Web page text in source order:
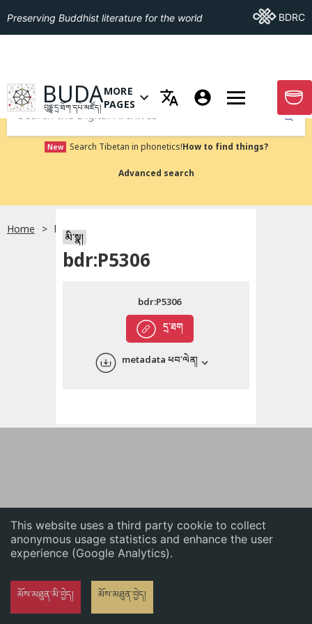
This website uses a third party cookie to collect
anonymous usage statistics and enhance the user
experience (Google Analytics).
མོས་མཐུན་མི་བྱེད། མོས་མཐུན་བྱེད།
English
Preserving Buddhist literature for the world Go ToBDRC
GO TO HOMEPAGE
BUDA
བུདྡྷ་དྲ་ཐོག་དཔེ་མཛོད།
OPEN MENU OF MORE PAGES
MORE
PAGES
GO
Submit
New Search Tibetan in phonetics!How to find things?
Advanced search
Home bdr:P5306
མི་སྣ།
bdr:P5306
དྲ་ཐག
bdr:P5306
metadata ཕབ་ལེན།